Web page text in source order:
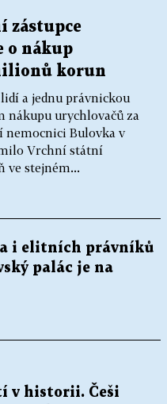
zástupce
o nákup
korun
a jednu právnickou
nákupu urychlovačů za
nemocnici Bulovka v
Vrchní státní
ve stejném...
i elitních právníků
palác je na
v historii. Češi